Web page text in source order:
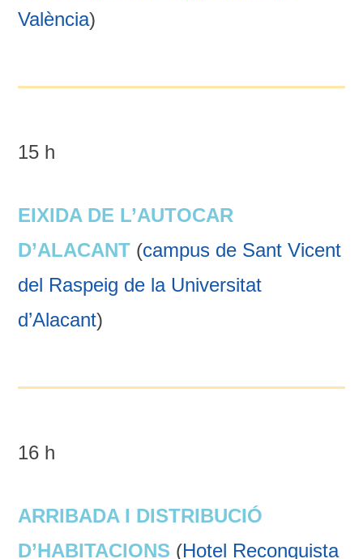
València)
15 h
EIXIDA DE L’AUTOCAR
D’ALACANT (campus de Sant Vicent
del Raspeig de la Universitat
d’Alacant)
16 h
ARRIBADA I DISTRIBUCIÓ
D’HABITACIONS (Hotel Reconquista